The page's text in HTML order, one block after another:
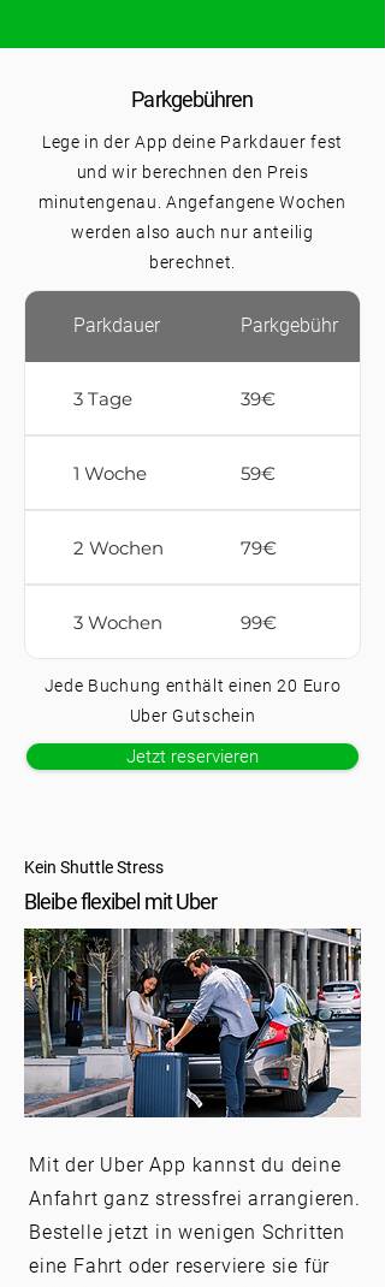
Parkgebühren
Lege in der App deine Parkdauer fest
und wir berechnen den Preis
minutengenau. Angefangene Wochen
werden also auch nur anteilig
berechnet.
Parkdauer Parkgebühr
3 Tage 39€
1 Woche 59€
2 Wochen 79€
3 Wochen 99€
Jede Buchung enthält einen 20 Euro
Uber Gutschein
Jetzt reservieren
Kein Shuttle Stress
Bleibe flexibel mit Uber
Mit der Uber App kannst du deine
Anfahrt ganz stressfrei arrangieren.
Bestelle jetzt in wenigen Schritten
eine Fahrt oder reserviere sie für